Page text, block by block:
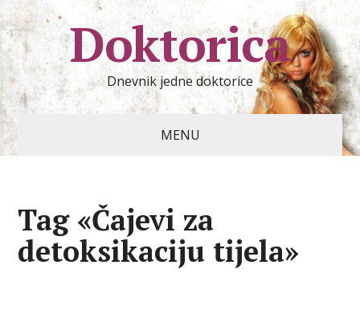
Doktorica
Dnevnik jedne doktorice
MENU
Tag «Čajevi za
detoksikaciju tijela»